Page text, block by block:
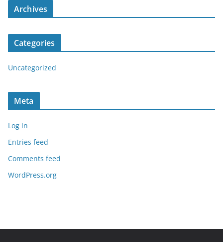
Archives
Categories
Uncategorized
Meta
Log in
Entries feed
Comments feed
WordPress.org